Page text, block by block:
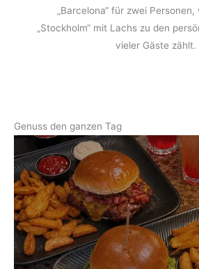
„Barcelona“ für zwei
„Stockholm“ mit Lachs zu den
vieler Gäste zählt.
Genuss den ganzen Tag